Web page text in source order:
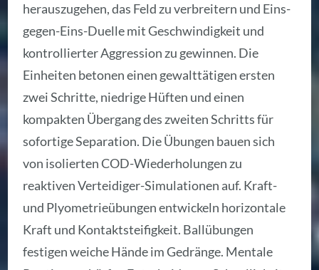
herauszugehen, das Feld zu verbreitern und Eins-
gegen-Eins-Duelle mit Geschwindigkeit und
kontrollierter Aggression zu gewinnen. Die
Einheiten betonen einen gewalttätigen ersten
zwei Schritte, niedrige Hüften und einen
kompakten Übergang des zweiten Schritts für
sofortige Separation. Die Übungen bauen sich
von isolierten COD-Wiederholungen zu
reaktiven Verteidiger-Simulationen auf. Kraft-
und Plyometrieübungen entwickeln horizontale
Kraft und Kontaktsteifigkeit. Ballübungen
festigen weiche Hände im Gedränge. Mentale